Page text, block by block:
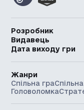
Розробник
Видавець
Дата виходу гри
Жанри
Спільна гра
Головоломка